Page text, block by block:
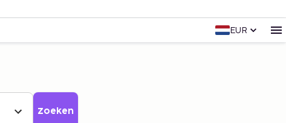
EUR
Zoeken